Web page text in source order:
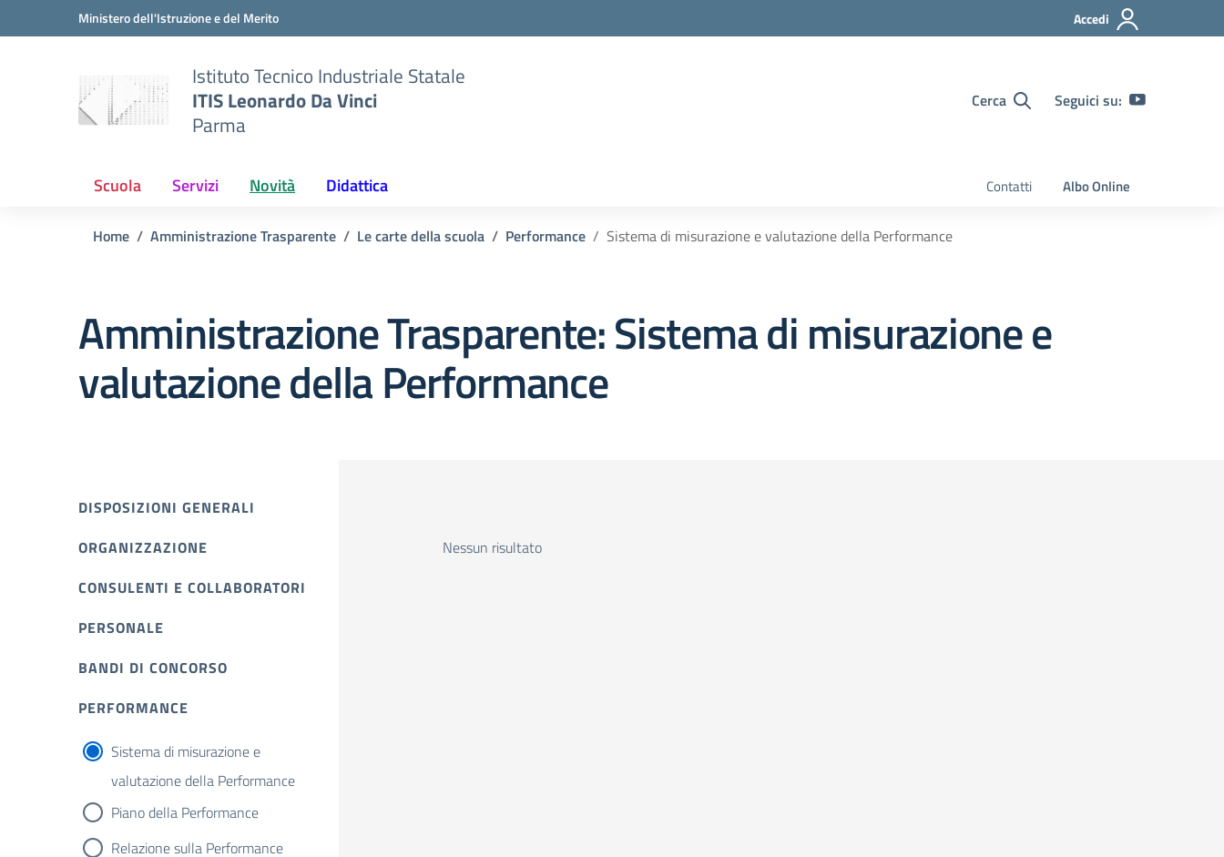
Vai ai contenuti
Vai al menu di navigazioneMinistero dell'Istruzione e del Merito Accedi
Istituto Tecnico Industriale Statale
ITIS Leonardo Da Vinci
Parma
Cerca Seguici su:
Scuola Servizi Novità Didattica Contatti Albo Online
Home Amministrazione Trasparente Le carte della scuola Performance Sistema di misurazione e valutazione della Performance
Amministrazione Trasparente:Sistema di misurazione e
valutazione della Performance
DISPOSIZIONI GENERALI
ORGANIZZAZIONE
CONSULENTI E COLLABORATORI
PERSONALE
BANDI DI CONCORSO
PERFORMANCE
Sistema di misurazione e
valutazione della Performance
Piano della Performance
Relazione sulla Performance
Nessun risultato